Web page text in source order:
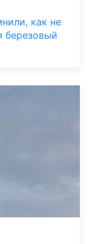
как не
березовый